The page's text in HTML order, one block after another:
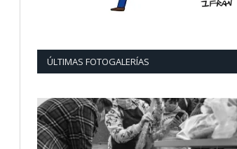
ÚLTIMAS FOTOGALERÍAS